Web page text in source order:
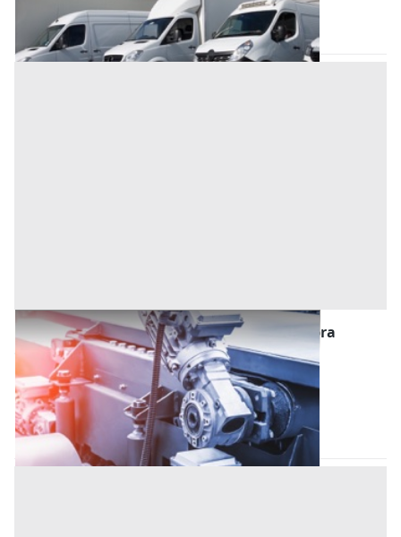
Codice asta:3dff6919
Asta chiusa
Attrezzature Varie all'asta a Bagnoli di Sopra
Bagnoli di Sopra (Padova)
Offerta minima
16.000 €
Codice asta:
90f2264f
Asta chiusa